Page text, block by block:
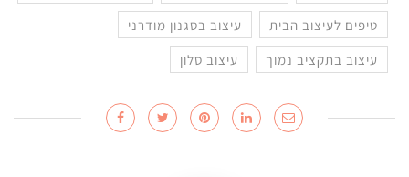
טיפים לעיצוב הבית
עיצוב בסגנון מודרני
עיצוב בתקציב נמוך
עיצוב סלון